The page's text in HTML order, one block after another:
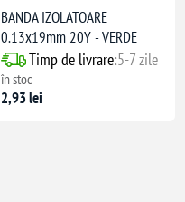
BANDA IZOLATOARE
0.13x19mm 20Y - VERDE
Timp de livrare:5-7 zile
în stoc
2,93 lei